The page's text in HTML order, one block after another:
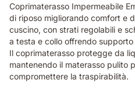
Coprimaterasso Impermeabile
di riposo migliorando comfort e
cuscino, con strati regolabili e
a testa e collo offrendo
Il coprimaterasso protegge da
mantenendo il materasso pulito
compromettere la traspirabilità.